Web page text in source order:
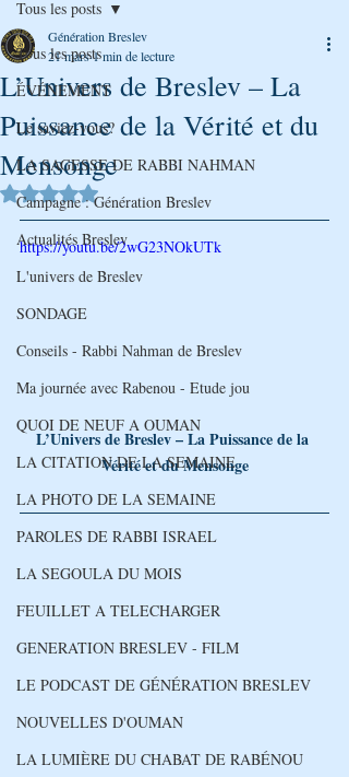
Tous les posts
ÉVÉNEMENT
Le saviez-vous?
LA SAGESSE DE RABBI NAHMAN
Campagne : Génération Breslev
Actualités Breslev
L'univers de Breslev
SONDAGE
Conseils - Rabbi Nahman de Breslev
Ma journée avec Rabenou - Etude jou
QUOI DE NEUF A OUMAN
LA CITATION DE LA SEMAINE
LA PHOTO DE LA SEMAINE
PAROLES DE RABBI ISRAEL
LA SEGOULA DU MOIS
FEUILLET A TELECHARGER
GENERATION BRESLEV - FILM
LE PODCAST DE GÉNÉRATION BRESLEV
NOUVELLES D'OUMAN
LA LUMIÈRE DU CHABAT DE RABÉNOU
Tous les posts
L’Univers de Breslev – La
Puissance de la Vérité et du
Mensonge
Génération Breslev
21 mars1 min de lecture
Noté NaN étoiles sur 5.
https://youtu.be/2wG23NOkUTk
L’Univers de Breslev – La Puissance de la
Vérité et du Mensonge